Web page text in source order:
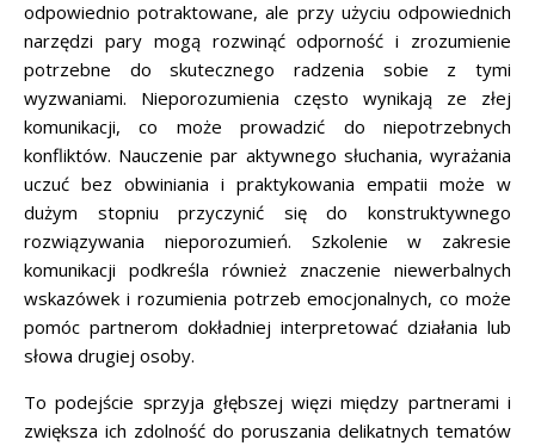
odpowiednio potraktowane, ale przy użyciu odpowiednich
narzędzi pary mogą rozwinąć odporność i zrozumienie
potrzebne do skutecznego radzenia sobie z tymi
wyzwaniami. Nieporozumienia często wynikają ze złej
komunikacji, co może prowadzić do niepotrzebnych
konfliktów. Nauczenie par aktywnego słuchania, wyrażania
uczuć bez obwiniania i praktykowania empatii może w
dużym stopniu przyczynić się do konstruktywnego
rozwiązywania nieporozumień. Szkolenie w zakresie
komunikacji podkreśla również znaczenie niewerbalnych
wskazówek i rozumienia potrzeb emocjonalnych, co może
pomóc partnerom dokładniej interpretować działania lub
słowa drugiej osoby.
To podejście sprzyja głębszej więzi między partnerami i
zwiększa ich zdolność do poruszania delikatnych tematów